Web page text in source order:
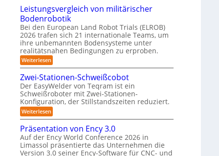
r
m
D
-
S
t
e
r
e
o
-
K
a
m
e
r
a
s
u
t
t
l
e
-
S
y
s
t
e
m
ü
r
R
Leistungsvergleich von militärischer
Bodenrobotik
Bei den European Land Robot Trials (ELROB)
2026 trafen sich 21 internationale Teams, um
ihre unbemannten Bodensysteme unter
realitätsnahen Bedingungen zu erproben.
Weiterlesen:
L
e
i
s
t
u
n
g
s
v
e
r
g
Zwei-Stationen-Schweißcobot
Der EasyWelder von Teqram ist ein
Schweißroboter mit Zwei-Stationen-
Konfiguration, der Stillstandszeiten reduziert.
Weiterlesen:
Z
e
i
-
S
Präsentation von Ency 3.0
Auf der Ency World Conference 2026 in
Limassol präsentierte das Unternehmen die
Version 3.0 seiner Ency-Software für CNC- und